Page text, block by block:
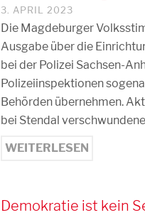
3. APRIL 2023
Die Magdeburger
Ausgabe über die
bei der Polizei Sachsen-
Polizeiinspektionen
Behörden übernehmen.
bei Stendal
WEITERLESEN
Demokratie ist kein